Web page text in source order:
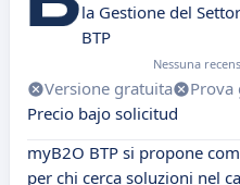
la Gestione del
BTP
Nessuna
Versione gratuita Prova
Precio bajo solicitud
myB2O BTP si propone
per chi cerca soluzioni nel